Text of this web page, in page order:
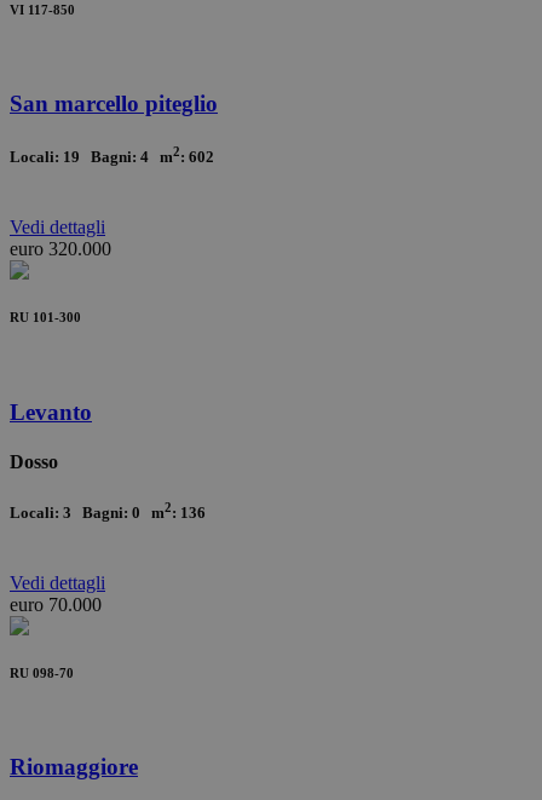
VI 117-850
San marcello piteglio
Locali: 19 Bagni: 4 m2: 602
Vedi dettagli
euro 320.000
RU 101-300
Levanto
Dosso
Locali: 3 Bagni: 0 m2: 136
Vedi dettagli
euro 70.000
RU 098-70
Riomaggiore